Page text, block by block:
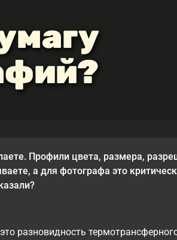
Профили цвета, размера,
а для фотографа это
разновидность